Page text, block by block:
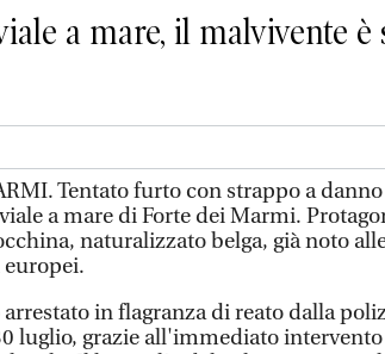
a mare, il malvivente
Tentato furto con strappo a
a mare di Forte dei Marmi.
naturalizzato belga, già noto
europei.
in flagranza di reato dalla
luglio, grazie all'immediato